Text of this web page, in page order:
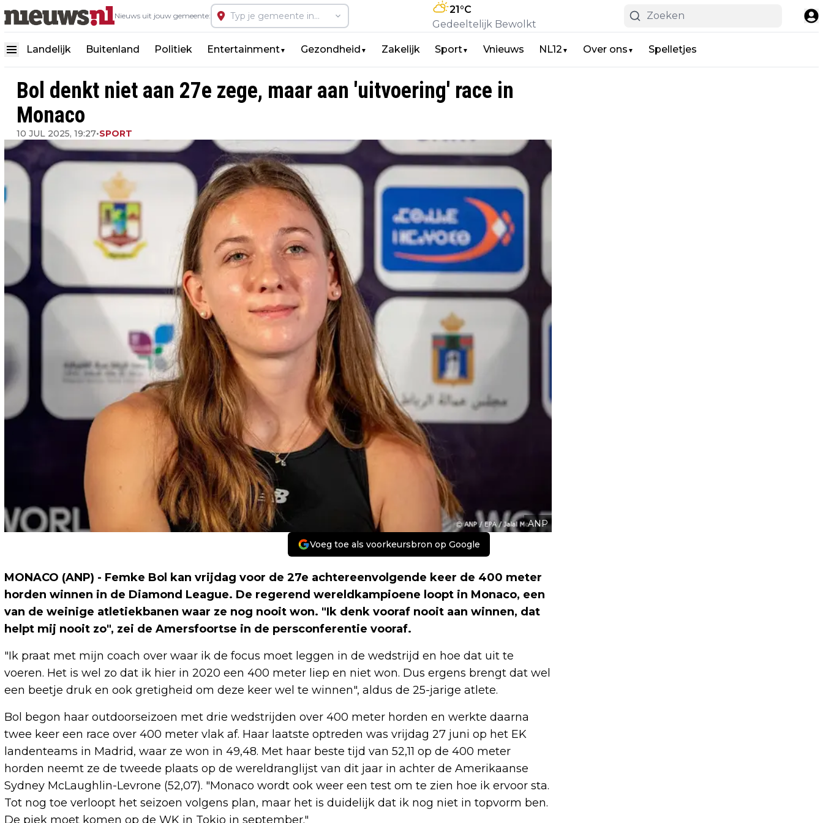
Nieuws uit jouw gemeente:
21°C
Gedeeltelijk Bewolkt
Landelijk Buitenland Politiek Entertainment▼ Gezondheid ▼ Zakelijk Sport▼ Vnieuws NL12 ▼ Over ons ▼ Spelletjes
Bol denkt niet aan 27e zege, maar aan 'uitvoering' race in
Monaco
10 JUL 2025, 19:27•SPORT
ANP
Voeg toe als voorkeursbron op Google
MONACO (ANP) - Femke Bol kan vrijdag voor de 27e achtereenvolgende keer de 400 meter
horden winnen in de Diamond League. De regerend wereldkampioene loopt in Monaco, een
van de weinige atletiekbanen waar ze nog nooit won. "Ik denk vooraf nooit aan winnen, dat
helpt mij nooit zo", zei de Amersfoortse in de persconferentie vooraf.
"Ik praat met mijn coach over waar ik de focus moet leggen in de wedstrijd en hoe dat uit te
voeren. Het is wel zo dat ik hier in 2020 een 400 meter liep en niet won. Dus ergens brengt dat wel
een beetje druk en ook gretigheid om deze keer wel te winnen", aldus de 25-jarige atlete.
Bol begon haar outdoorseizoen met drie wedstrijden over 400 meter horden en werkte daarna
twee keer een race over 400 meter vlak af. Haar laatste optreden was vrijdag 27 juni op het EK
landenteams in Madrid, waar ze won in 49,48. Met haar beste tijd van 52,11 op de 400 meter
horden neemt ze de tweede plaats op de wereldranglijst van dit jaar in achter de Amerikaanse
Sydney McLaughlin-Levrone (52,07). "Monaco wordt ook weer een test om te zien hoe ik ervoor sta.
Tot nog toe verloopt het seizoen volgens plan, maar het is duidelijk dat ik nog niet in topvorm ben.
De piek moet komen op de WK in Tokio in september."